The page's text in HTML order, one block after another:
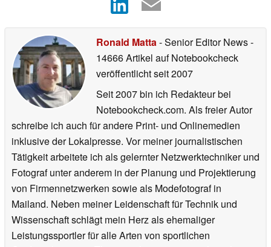
Ronald Matta- Senior Editor News-
14666 Artikel auf Notebookcheck
veröffentlichtseit 2007
Seit 2007 bin ich Redakteur bei
Notebookcheck.com. Als freier Autor
schreibe ich auch für andere Print- und Onlinemedien
inklusive der Lokalpresse. Vor meiner journalistischen
Tätigkeit arbeitete ich als gelernter Netzwerktechniker und
Fotograf unter anderem in der Planung und Projektierung
von Firmennetzwerken sowie als Modefotograf in
Mailand. Neben meiner Leidenschaft für Technik und
Wissenschaft schlägt mein Herz als ehemaliger
Leistungssportler für alle Arten von sportlichen